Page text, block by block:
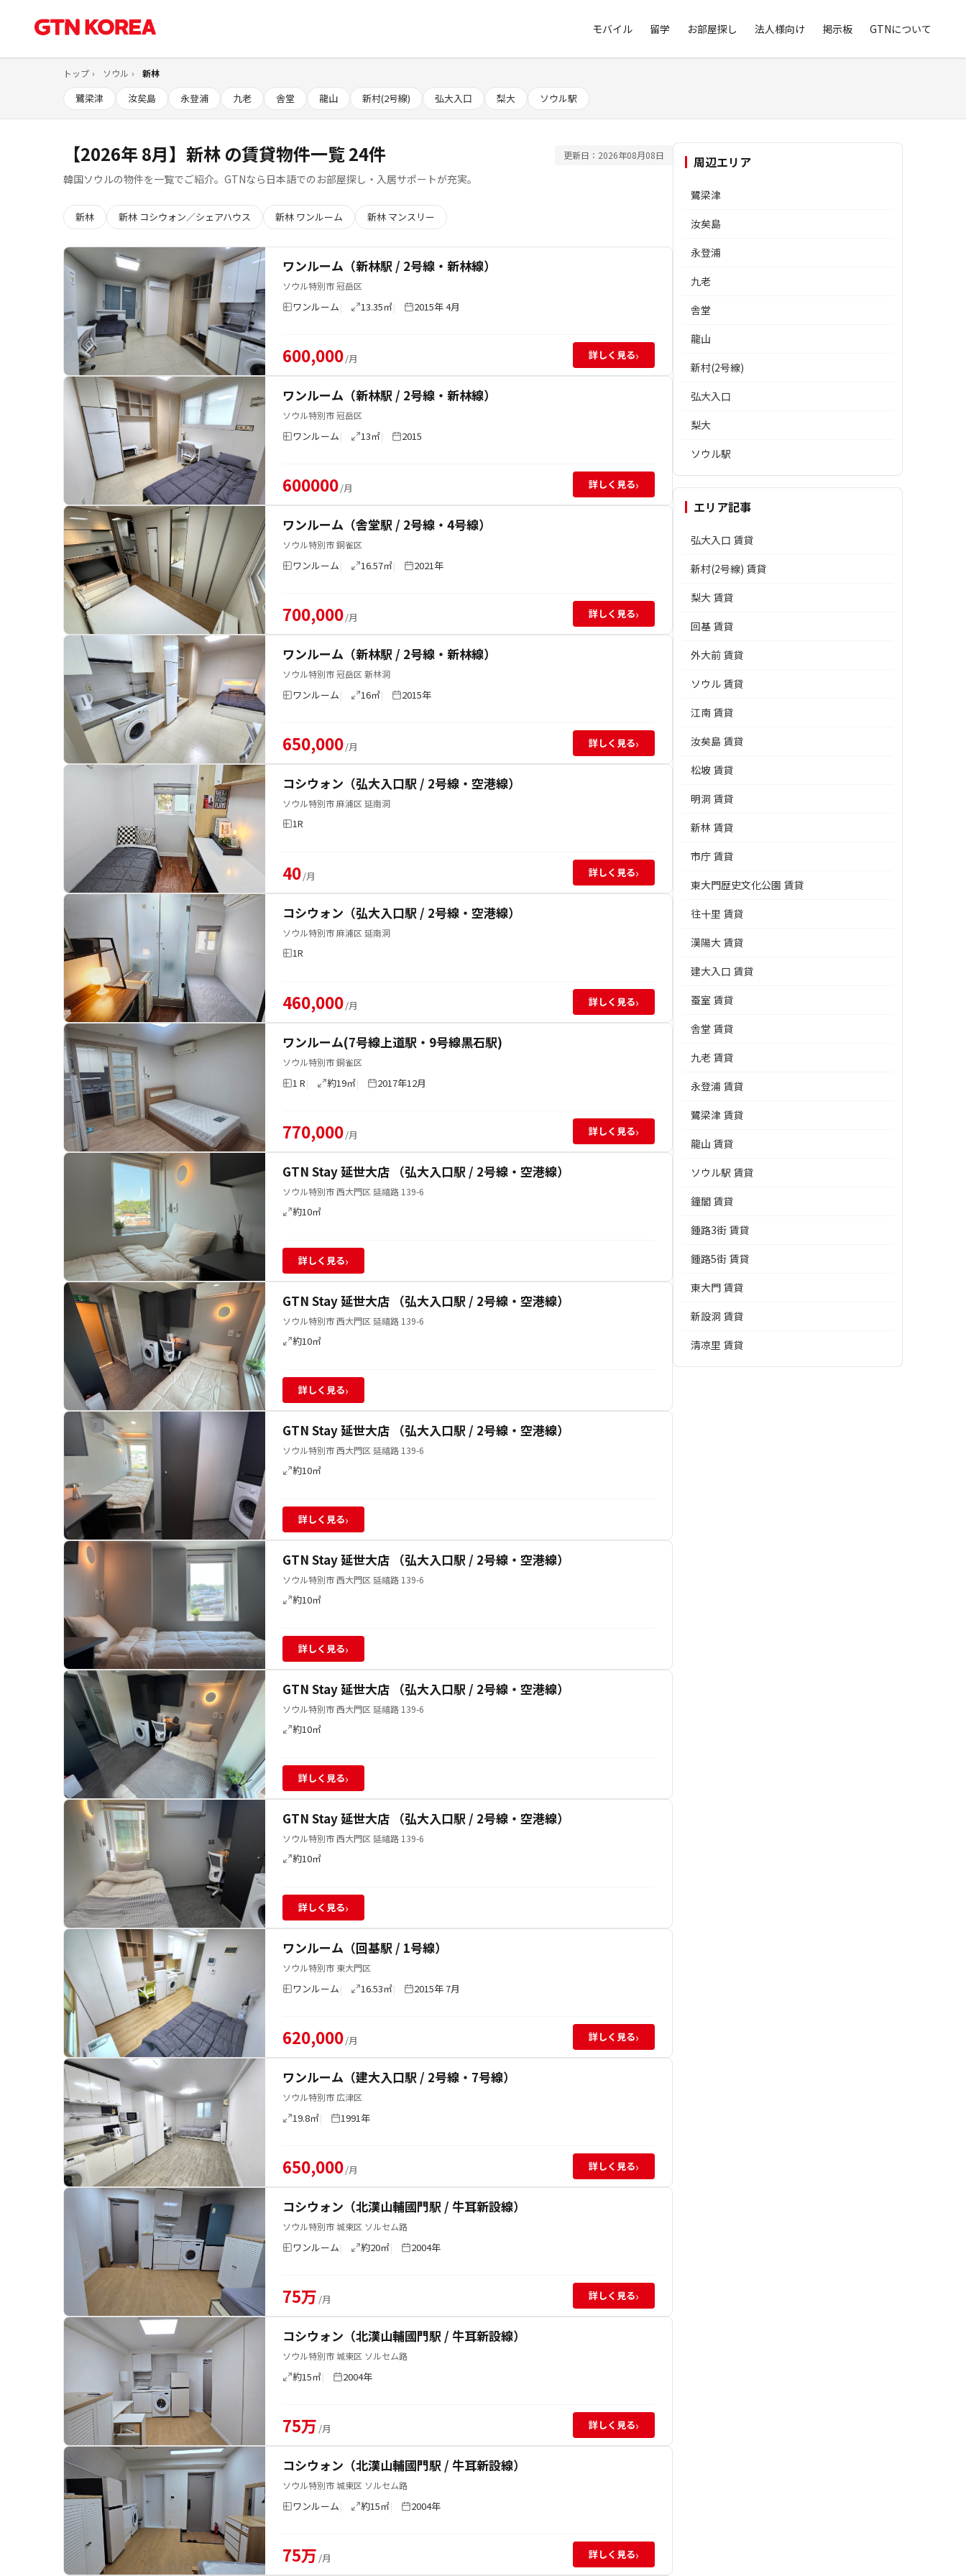
モバイル 留学 お部屋探し 法人様向け 掲示板 GTNについて
トップ ソウル 新林
鷺梁津 汝矣島 永登浦 九老 舎堂 龍山 新村(2号線) 弘大入口 梨大 ソウル駅
【2026年 8月】新林 の賃貸物件一覧 24件
韓国ソウルの物件を一覧でご紹介。GTNなら日本語でのお部屋探し・入居サポートが充実。
更新日：2026年08月08日
新林 新林 コシウォン／シェアハウス 新林 ワンルーム 新林 マンスリー
ワンルーム（新林駅 / 2号線・新林線）
ソウル特別市 冠岳区
ワンルーム 13.35㎡ 2015年 4月
600,000/月 詳しく見る›
ワンルーム（新林駅 / 2号線・新林線）
ソウル特別市 冠岳区
ワンルーム 13㎡ 2015
600000/月 詳しく見る›
ワンルーム（舎堂駅 / 2号線・4号線）
ソウル特別市 銅雀区
ワンルーム 16.57㎡ 2021年
700,000/月 詳しく見る›
ワンルーム（新林駅 / 2号線・新林線）
ソウル特別市 冠岳区 新林洞
ワンルーム 16㎡ 2015年
650,000/月 詳しく見る›
コシウォン（弘大入口駅 / 2号線・空港線）
ソウル特別市 麻浦区 延南洞
1R
40/月 詳しく見る›
コシウォン（弘大入口駅 / 2号線・空港線）
ソウル特別市 麻浦区 延南洞
1R
460,000/月 詳しく見る›
ワンルーム(7号線上道駅・9号線黒石駅)
ソウル特別市 銅雀区
1 R 約19㎡ 2017年12月
770,000/月 詳しく見る›
GTN Stay 延世大店 （弘大入口駅 / 2号線・空港線）
ソウル特別市 西大門区 延禧路 139-6
約10㎡
詳しく見る›
GTN Stay 延世大店 （弘大入口駅 / 2号線・空港線）
ソウル特別市 西大門区 延禧路 139-6
約10㎡
詳しく見る›
GTN Stay 延世大店 （弘大入口駅 / 2号線・空港線）
ソウル特別市 西大門区 延禧路 139-6
約10㎡
詳しく見る›
GTN Stay 延世大店 （弘大入口駅 / 2号線・空港線）
ソウル特別市 西大門区 延禧路 139-6
約10㎡
詳しく見る›
GTN Stay 延世大店 （弘大入口駅 / 2号線・空港線）
ソウル特別市 西大門区 延禧路 139-6
約10㎡
詳しく見る›
GTN Stay 延世大店 （弘大入口駅 / 2号線・空港線）
ソウル特別市 西大門区 延禧路 139-6
約10㎡
詳しく見る›
ワンルーム（回基駅 / 1号線）
ソウル特別市 東大門区
ワンルーム 16.53㎡ 2015年 7月
620,000/月 詳しく見る›
ワンルーム（建大入口駅 / 2号線・7号線）
ソウル特別市 広津区
19.8㎡ 1991年
650,000/月 詳しく見る›
コシウォン（北漢山輔國門駅 / 牛耳新設線）
ソウル特別市 城東区 ソルセム路
ワンルーム 約20㎡ 2004年
75万 /月 詳しく見る›
コシウォン（北漢山輔國門駅 / 牛耳新設線）
ソウル特別市 城東区 ソルセム路
約15㎡ 2004年
75万 /月 詳しく見る›
コシウォン（北漢山輔國門駅 / 牛耳新設線）
ソウル特別市 城東区 ソルセム路
ワンルーム 約15㎡ 2004年
75万 /月 詳しく見る›
周辺エリア
鷺梁津
汝矣島
永登浦
九老
舎堂
龍山
新村(2号線)
弘大入口
梨大
ソウル駅
エリア記事
弘大入口 賃貸
新村(2号線) 賃貸
梨大 賃貸
回基 賃貸
外大前 賃貸
ソウル 賃貸
江南 賃貸
汝矣島 賃貸
松坡 賃貸
明洞 賃貸
新林 賃貸
市庁 賃貸
東大門歴史文化公園 賃貸
往十里 賃貸
漢陽大 賃貸
建大入口 賃貸
蚕室 賃貸
舎堂 賃貸
九老 賃貸
永登浦 賃貸
鷺梁津 賃貸
龍山 賃貸
ソウル駅 賃貸
鐘閣 賃貸
鍾路3街 賃貸
鍾路5街 賃貸
東大門 賃貸
新設洞 賃貸
淸凉里 賃貸